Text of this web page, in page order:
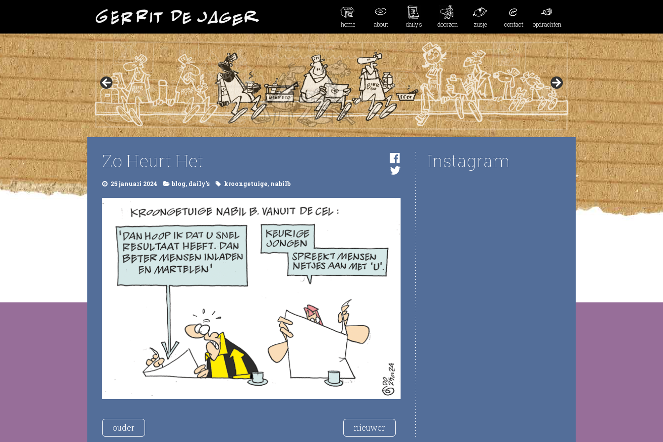
home about daily’s doorzon zusje contact opdrachten
Zo Heurt Het
25 januari 2024 blog, daily's kroongetuige, nabilb
ouder nieuwer
Instagram